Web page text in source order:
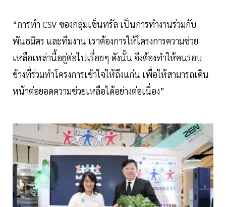
“การทำ CSV ของกลุ่มเซ็นทรัล เป็นการทำงานร่วมกับ
พันธมิตร และทีมงาน เราต้องการให้โครงการความช่วย
เหลือเหล่านี้อยู่ต่อไปเรื่อยๆ ดังนั้น จึงต้องทำให้คนรอบ
ข้างที่ร่วมทำโครงการเข้าใจให้ถึงแก่น เพื่อให้สามารถเดิน
หน้าต่อยอดความช่วยเหลือได้อย่างต่อเนื่อง”